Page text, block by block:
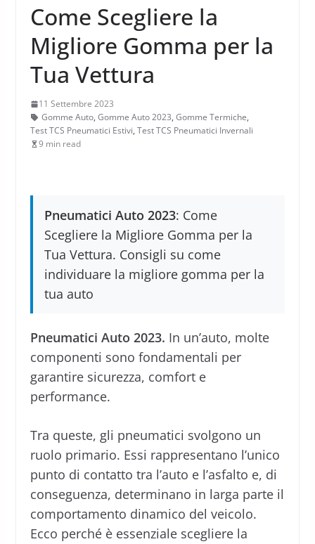
Come Scegliere la
Migliore Gomma per la
Tua Vettura
11 Settembre 2023
Gomme Auto, Gomme Auto 2023, Gomme Termiche,
Test TCS Pneumatici Estivi, Test TCS Pneumatici Invernali
9 min read
Pneumatici Auto 2023: Come
Scegliere la Migliore Gomma per la
Tua Vettura. Consigli su come
individuare la migliore gomma per la
tua auto
Pneumatici Auto 2023. In un’auto, molte
componenti sono fondamentali per
garantire sicurezza, comfort e
performance.
Tra queste, gli pneumatici svolgono un
ruolo primario. Essi rappresentano l’unico
punto di contatto tra l’auto e l’asfalto e, di
conseguenza, determinano in larga parte il
comportamento dinamico del veicolo.
Ecco perché è essenziale scegliere la